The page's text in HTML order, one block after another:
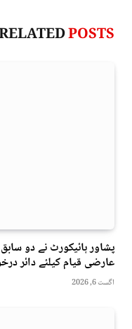
POSTS
پشاور ہائیکورٹ نے دو
عارضی قیام کیلئے دائر
اگست 6, 2026